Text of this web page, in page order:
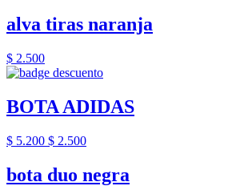
alva tiras naranja
$ 2.500
BOTA ADIDAS
$ 5.200 $ 2.500
bota duo negra